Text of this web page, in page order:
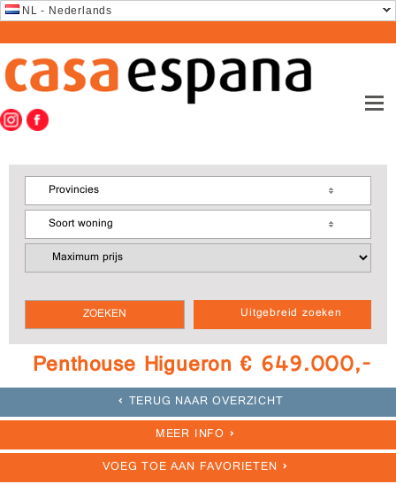
NL - Nederlands
Uitgebreid zoeken
Provincies
Soort woning
Penthouse Higueron € 649.000,-
TERUG NAAR OVERZICHT
MEER INFO
VOEG TOE AAN FAVORIETEN